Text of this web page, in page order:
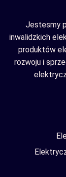
Jestesmy
inwalidzkich
produktów
rozwoju i